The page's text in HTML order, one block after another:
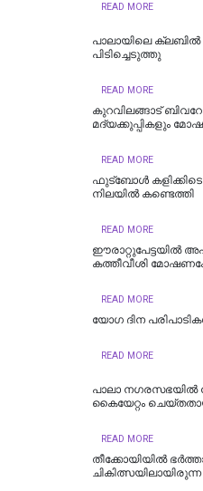
READ MORE
പാലായിലെ ക്ലബിൽ
പിടിച്ചെടുത്തു
READ MORE
കുറവിലങ്ങാട്
മദ്യക്കുപ്പികളും
READ MORE
ഫുട്‌ബോള്‍ കളിക്കിടെ
നിലയില്‍ കണ്ടെത്തി
READ MORE
ഈരാറ്റുപേട്ടയില്‍
കത്തീവീശി
READ MORE
യോഗ ദിന
READ MORE
പാലാ
കൈയേറ്റം
READ MORE
തീക്കോയിയിൽ
ചികിത്സയിലായിരുന്ന